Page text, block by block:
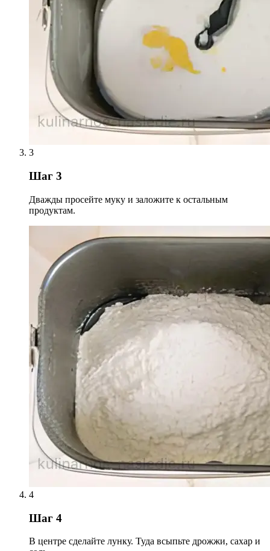
3
Шаг 3
Дважды просейте муку и заложите к остальным
продуктам.
4
Шаг 4
В центре сделайте лунку. Туда всыпьте дрожжи, сахар и